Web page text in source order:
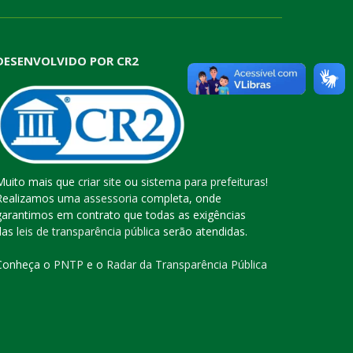
POR CR2
mais que criar site ou sistema para prefeituras!
uma assessoria completa, onde
em contrato que todas as exigências
leis de transparência pública serão atendidas.
o PNTP e o Radar da Transparência Pública